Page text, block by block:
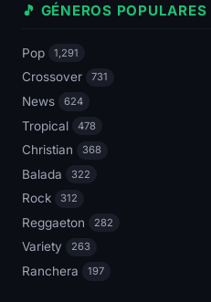
🎵 GÉNEROS POPULARES
Pop 1,291
Crossover 731
News 624
Tropical 478
Christian 368
Balada 322
Rock 312
Reggaeton 282
Variety 263
Ranchera 197